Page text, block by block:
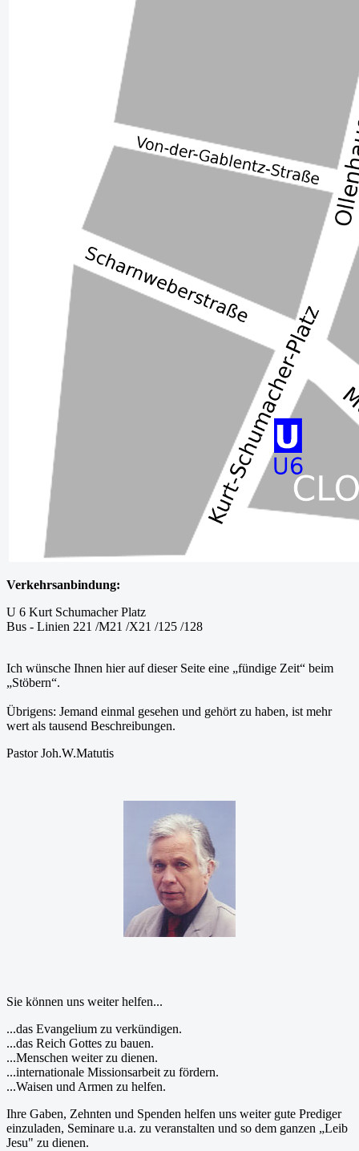
Verkehrsanbindung:
U 6 Kurt Schumacher Platz
Bus - Linien 221 /M21 /X21 /125 /128
Ich wünsche Ihnen hier auf dieser Seite eine „fündige Zeit“ beim
„Stöbern“.
Übrigens: Jemand einmal gesehen und gehört zu haben, ist mehr
wert als tausend Beschreibungen.
Pastor Joh.W.Matutis
Sie können uns weiter helfen...
...das Evangelium zu verkündigen.
...das Reich Gottes zu bauen.
...Menschen weiter zu dienen.
...internationale Missionsarbeit zu fördern.
...Waisen und Armen zu helfen.
Ihre Gaben, Zehnten und Spenden helfen uns weiter gute Prediger
einzuladen, Seminare u.a. zu veranstalten und so dem ganzen „Leib
Jesu" zu dienen.